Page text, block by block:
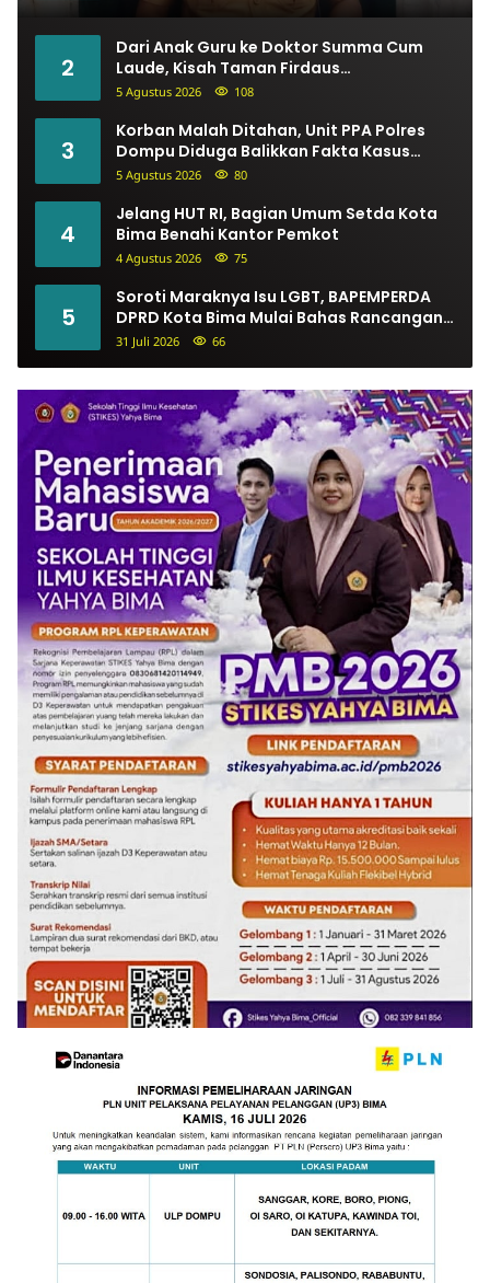
2
Dari Anak Guru ke Doktor Summa Cum
Laude, Kisah Taman Firdaus
Menginspirasi
5 Agustus 2026 108
3
Korban Malah Ditahan, Unit PPA Polres
Dompu Diduga Balikkan Fakta Kasus
Penganiayaan
5 Agustus 2026 80
4
Jelang HUT RI, Bagian Umum Setda Kota
Bima Benahi Kantor Pemkot
4 Agustus 2026 75
5
Soroti Maraknya Isu LGBT, BAPEMPERDA
DPRD Kota Bima Mulai Bahas Rancangan
Perda Pencegahan
31 Juli 2026 66